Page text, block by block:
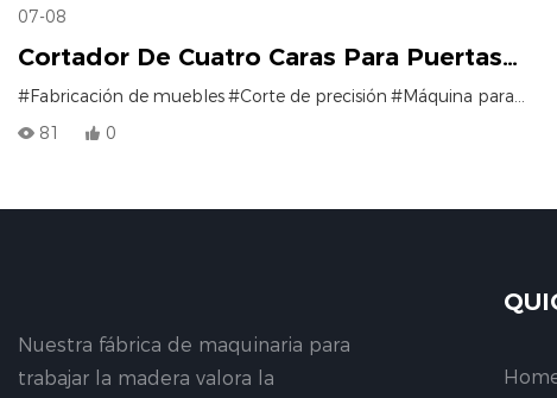
07-08
Cortador De Cuatro Caras Para Puertas
De Madera | ¿Qué Tan Útil Es Para
Escuadrar Puertas De Madera?
#Fabricación de muebles#Corte de precisión #Máquina para trabajar la madera
81
0
Nuestra fábrica de maquinaria para
trabajar la madera valora la